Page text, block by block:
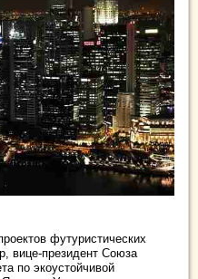
футуристических
вице-президент Союза
по экоустойчивой